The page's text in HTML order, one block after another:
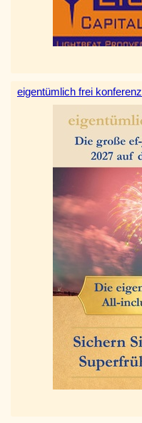
eigentümlich frei konferenz